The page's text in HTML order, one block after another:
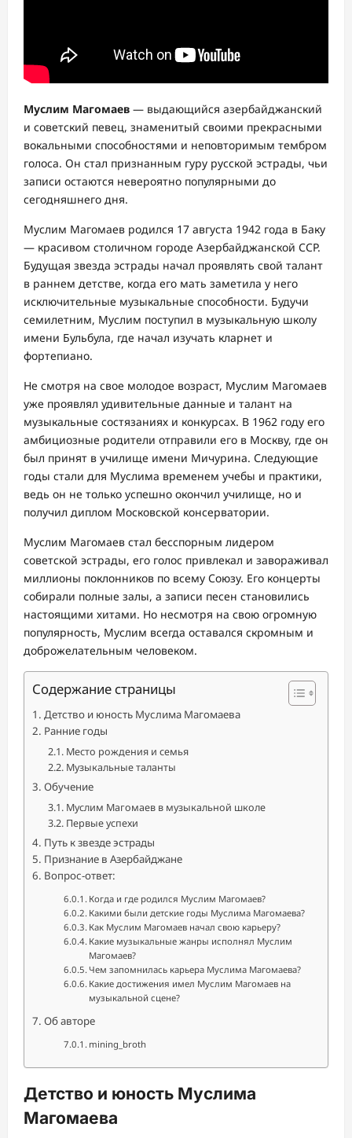
Муслим Магомаев — выдающийся азербайджанский
и советский певец, знаменитый своими прекрасными
вокальными способностями и неповторимым тембром
голоса. Он стал признанным гуру русской эстрады, чьи
записи остаются невероятно популярными до
сегодняшнего дня.
Муслим Магомаев родился 17 августа 1942 года в Баку
— красивом столичном городе Азербайджанской ССР.
Будущая звезда эстрады начал проявлять свой талант
в раннем детстве, когда его мать заметила у него
исключительные музыкальные способности. Будучи
семилетним, Муслим поступил в музыкальную школу
имени Бульбула, где начал изучать кларнет и
фортепиано.
Не смотря на свое молодое возраст, Муслим Магомаев
уже проявлял удивительные данные и талант на
музыкальные состязаниях и конкурсах. В 1962 году его
амбициозные родители отправили его в Москву, где он
был принят в училище имени Мичурина. Следующие
годы стали для Муслима временем учебы и практики,
ведь он не только успешно окончил училище, но и
получил диплом Московской консерватории.
Муслим Магомаев стал бесспорным лидером
советской эстрады, его голос привлекал и завораживал
миллионы поклонников по всему Союзу. Его концерты
собирали полные залы, а записи песен становились
настоящими хитами. Но несмотря на свою огромную
популярность, Муслим всегда оставался скромным и
доброжелательным человеком.
Содержание страницы
Детство и юность Муслима Магомаева
Ранние годы
Место рождения и семья
Музыкальные таланты
Обучение
Муслим Магомаев в музыкальной школе
Первые успехи
Путь к звезде эстрады
Признание в Азербайджане
Вопрос-ответ:
Когда и где родился Муслим Магомаев?
Какими были детские годы Муслима Магомаева?
Как Муслим Магомаев начал свою карьеру?
Какие музыкальные жанры исполнял Муслим
Магомаев?
Чем запомнилась карьера Муслима Магомаева?
Какие достижения имел Муслим Магомаев на
музыкальной сцене?
Об авторе
mining_broth
Детство и юность Муслима
Магомаева